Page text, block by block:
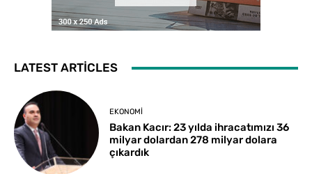
LATEST ARTICLES
EKONOMI
Bakan Kacır: 23 yılda ihracatımızı 36
milyar dolardan 278 milyar dolara
çıkardık